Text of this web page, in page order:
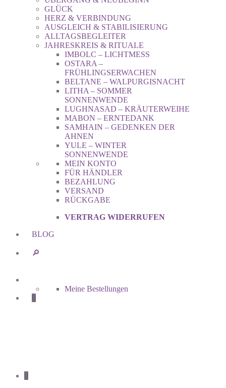
GLÜCK
HERZ & VERBINDUNG
AUSGLEICH & STABILISIERUNG
ALLTAGSBEGLEITER
JAHRESKREIS & RITUALE
IMBOLC – LICHTMESS
OSTARA –
FRÜHLINGSERWACHEN
BELTANE – WALPURGISNACHT
LITHA – SOMMER
SONNENWENDE
LUGHNASAD – KRÄUTERWEIHE
MABON – ERNTEDANK
SAMHAIN – GEDENKEN DER
AHNEN
YULE – WINTER
SONNENWENDE
MEIN KONTO
FÜR HÄNDLER
BEZAHLUNG
VERSAND
RÜCKGABE
VERTRAG WIDERRUFEN
BLOG
🔎︎
Meine Bestellungen
0
0